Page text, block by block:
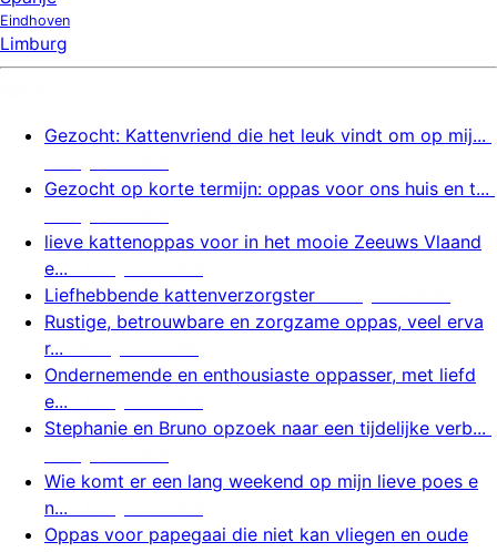
Eindhoven
Limburg
Gezocht: Kattenvriend die het leuk vindt om op mij...
Gezocht op korte termijn: oppas voor ons huis en t...
lieve kattenoppas voor in het mooie Zeeuws Vlaand
e...
Liefhebbende kattenverzorgster
Rustige, betrouwbare en zorgzame oppas, veel erva
r...
Ondernemende en enthousiaste oppasser, met liefd
e...
Stephanie en Bruno opzoek naar een tijdelijke verb...
Wie komt er een lang weekend op mijn lieve poes e
n...
Oppas voor papegaai die niet kan vliegen en oude